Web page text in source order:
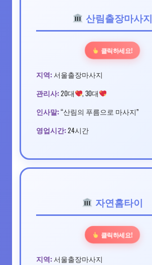
산림출장마사지
클릭하세요!
지역: 서울출장마사지
관리사: 20대 , 30대
인사말: “산림의 푸름으로 마사지”
영업시간: 24시간
자연홈타이
클릭하세요!
지역: 서울출장마사지